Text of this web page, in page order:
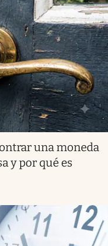
una moneda
y por qué es